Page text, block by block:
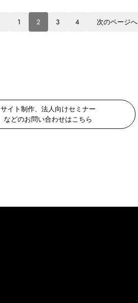
1 2 3 4 次のページへ
サイト制作、法人向けセミナー
などのお問い合わせはこちら